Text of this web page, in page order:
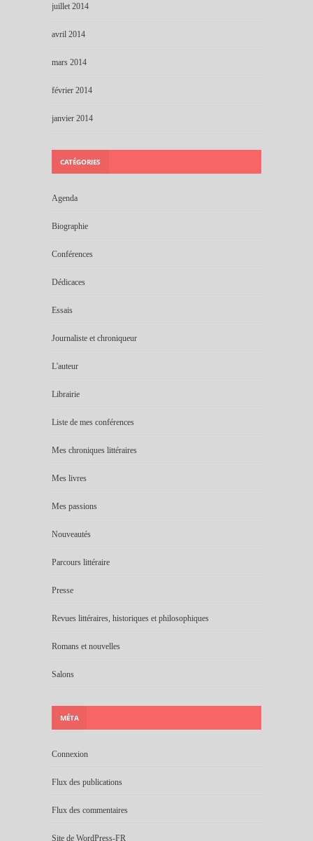
juillet 2014
avril 2014
mars 2014
février 2014
janvier 2014
CATÉGORIES
Agenda
Biographie
Conférences
Dédicaces
Essais
Journaliste et chroniqueur
L'auteur
Librairie
Liste de mes conférences
Mes chroniques littéraires
Mes livres
Mes passions
Nouveautés
Parcours littéraire
Presse
Revues littéraires, historiques et philosophiques
Romans et nouvelles
Salons
MÉTA
Connexion
Flux des publications
Flux des commentaires
Site de WordPress-FR